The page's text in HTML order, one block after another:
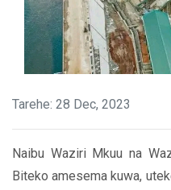
Tarehe: 28 Dec, 2023
Naibu Waziri Mkuu na
Biteko amesema kuwa,